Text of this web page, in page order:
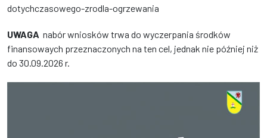
dotychczasowego-zrodla-ogrzewania
UWAGA nabór wniosków trwa do wyczerpania środków
finansowaych przeznaczonych na ten cel, jednak nie później niż
do 30.09.2026 r.